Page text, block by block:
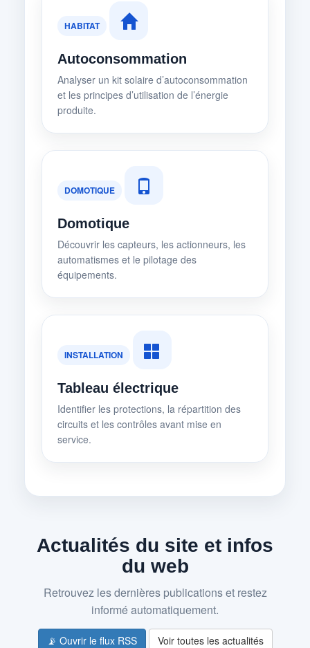
HABITAT
Autoconsommation
Analyser un kit solaire d’autoconsommation
et les principes d’utilisation de l’énergie
produite.
DOMOTIQUE
Domotique
Découvrir les capteurs, les actionneurs, les
automatismes et le pilotage des
équipements.
INSTALLATION
Tableau électrique
Identifier les protections, la répartition des
circuits et les contrôles avant mise en
service.
Actualités du site et infos
du web
Retrouvez les dernières publications et restez
informé automatiquement.
📡 Ouvrir le flux RSS Voir toutes les actualités